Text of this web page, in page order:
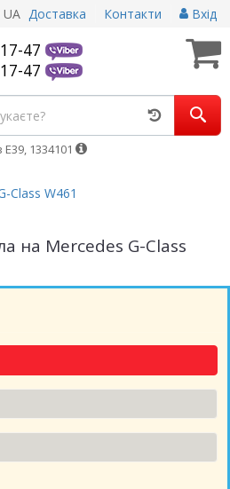
UA Доставка Контакти Вхід
47
47
1334101
Class W461
на Mercedes G-Class